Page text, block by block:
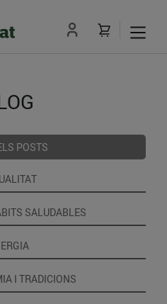
POSTS
SALUDABLES
I TRADICIONS